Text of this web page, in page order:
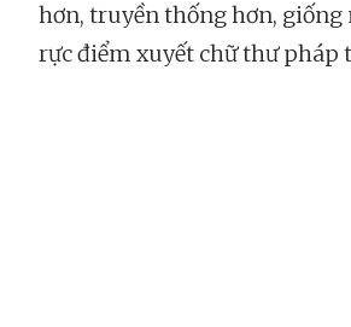
hơn, truyền thống hơn, giống
rực điểm xuyết chữ thư pháp